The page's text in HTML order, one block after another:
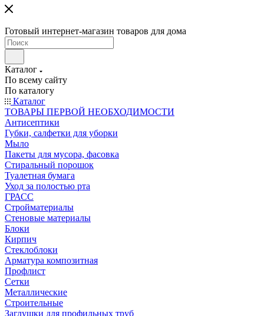
Готовый интернет-магазин товаров для дома
Каталог
По всему сайту
По каталогу
Каталог
ТОВАРЫ ПЕРВОЙ НЕОБХОДИМОСТИ
Антисептики
Губки, салфетки для уборки
Мыло
Пакеты для мусора, фасовка
Стиральный порошок
Туалетная бумага
Уход за полостью рта
ГРАСС
Стройматериалы
Стеновые материалы
Блоки
Кирпич
Стеклоблоки
Арматура композитная
Профлист
Сетки
Металлические
Строительные
Заглушки для профильных труб